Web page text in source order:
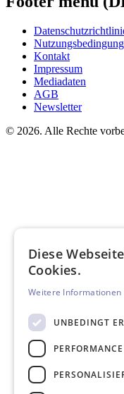
Kontakt
Impressum
Mediadaten
AGB
Newsletter
© 2026. Alle Rechte
Diese
Cookies.
Weitere Informationen
UNBEDINGT
PERFORMANCE